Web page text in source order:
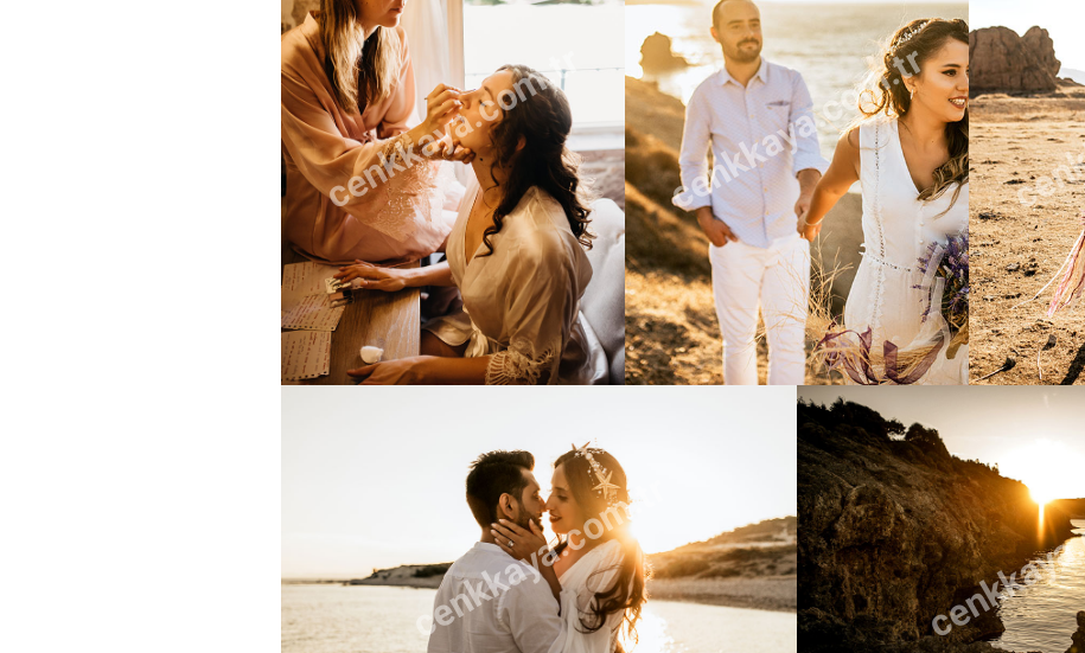
cenkkaya.com.tr cenkkaya.com.tr
cenkkaya.com.tr